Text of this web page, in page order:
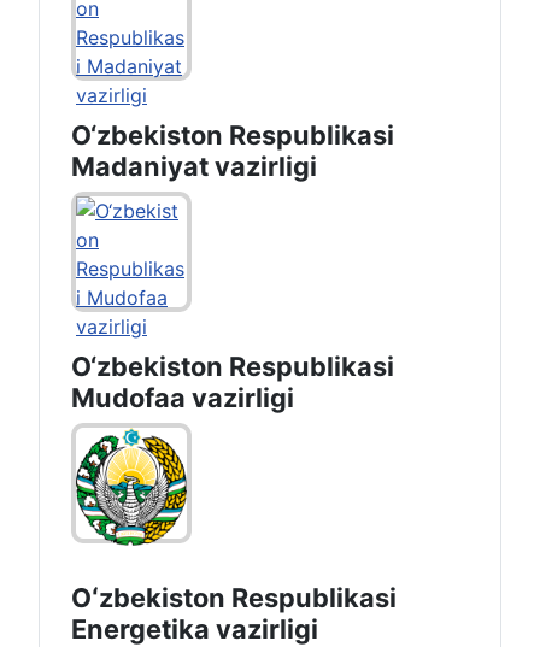
O‘zbekiston Respublikasi
Madaniyat vazirligi
O‘zbekiston Respublikasi
Mudofaa vazirligi
Oʻzbekiston Respublikasi
Energetika vazirligi